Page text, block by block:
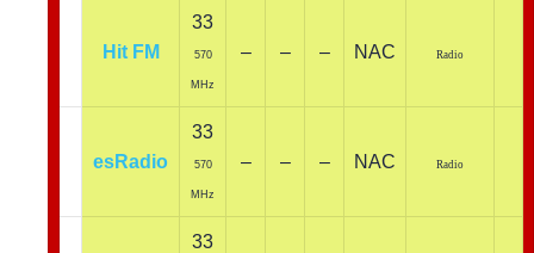
Hit FM
33
570
MHz
– – – NAC Radio
esRadio
33
570
MHz
– – – NAC Radio
33